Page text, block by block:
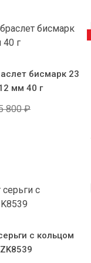
бисмарк 23
мм 40 г
800₽
с кольцом